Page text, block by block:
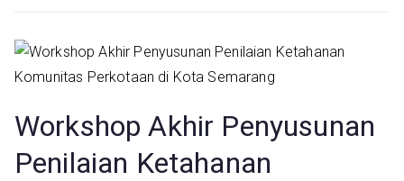
Workshop Akhir Penyusunan
Penilaian Ketahanan